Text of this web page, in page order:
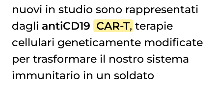
nuovi in studio sono rappresentati
dagli antiCD19 CAR-T, terapie
cellulari geneticamente modificate
per trasformare il nostro sistema
immunitario in un soldato